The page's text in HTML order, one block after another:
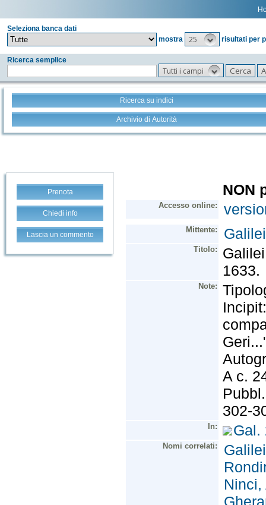
Seleziona banca dati
mostra
25 risultati per
Ricerca semplice
Tutti i campi
Ricerca su indici
Archivio di Autorità
Prenota
Chiedi info
Lascia un commento